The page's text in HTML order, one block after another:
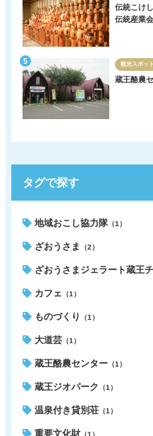
伝統こけ
伝統産業
観光スポット
蔵王酪農
タグで探す
地域おこし協力隊 （1）
ざおうさま （2）
ざおうさまジェラート蔵王
カフェ （1）
ものづくり （1）
大道芸 （1）
蔵王酪農センター （1）
蔵王ジオパーク （1）
温泉付き貸別荘 （1）
重要文化財（1）